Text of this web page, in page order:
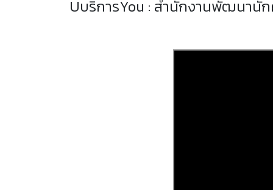
UบริการYou : สำนักงานพัฒนานั